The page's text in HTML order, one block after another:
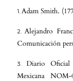
Adam Smith.
Alejandro
Comunicación
Diario Oficial
Mexicana